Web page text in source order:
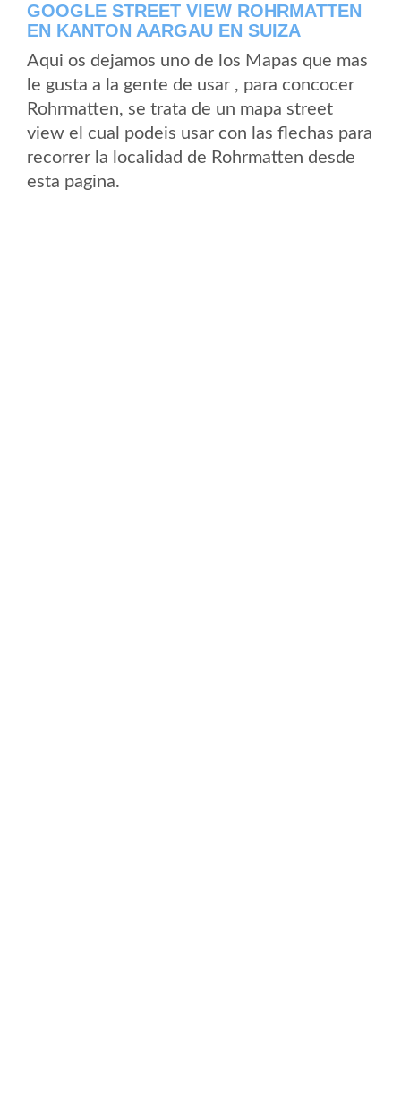
GOOGLE STREET VIEW ROHRMATTEN
EN KANTON AARGAU EN SUIZA
Aqui os dejamos uno de los Mapas que mas
le gusta a la gente de usar , para concocer
Rohrmatten, se trata de un mapa street
view el cual podeis usar con las flechas para
recorrer la localidad de Rohrmatten desde
esta pagina.